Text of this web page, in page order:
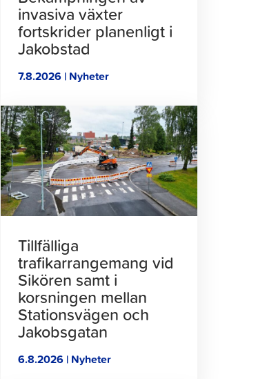
invasiva växter
fortskrider planenligt i
Jakobstad
7.8.2026 | Nyheter
Klicka
för
att
läsa
artikeln
Tillfälliga
trafikarrangemang vid
Sikören samt i
korsningen mellan
Stationsvägen och
Jakobsgatan
6.8.2026 | Nyheter